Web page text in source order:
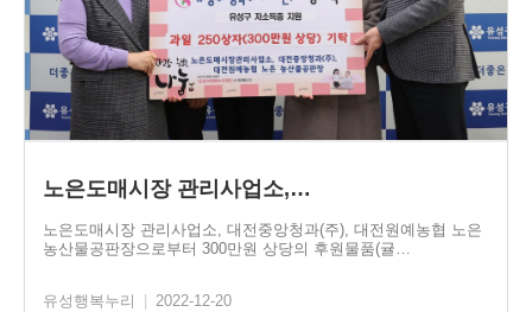
노은도매시장 관리사업소,…
노은도매시장 관리사업소, 대전중앙청과(주), 대전원예농협 노은
농산물공판장으로부터 300만원 상당의 후원물품(귤…
유성행복누리 2022-12-20